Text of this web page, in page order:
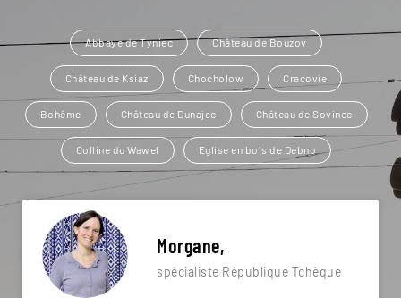
Abbaye de Tyniec Château de Bouzov
Château de Ksiaz Chocholow Cracovie
Bohême Château de Dunajec Château de Sovinec
Colline du Wawel Eglise en bois de Debno
Morgane,
spécialiste République Tchèque